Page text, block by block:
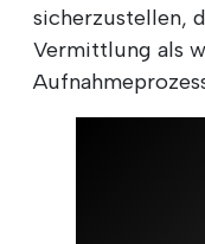
sicherzustellen,
Vermittlung als